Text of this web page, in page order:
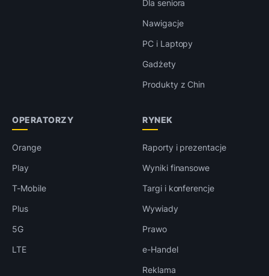
Dla seniora
Nawigacje
PC i Laptopy
Gadżety
Produkty z Chin
OPERATORZY
Orange
Play
T-Mobile
Plus
5G
LTE
RYNEK
Raporty i prezentacje
Wyniki finansowe
Targi i konferencje
Wywiady
Prawo
e-Handel
Reklama